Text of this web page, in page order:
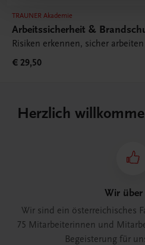
TRAUNER Akademie
Arbeitssicherheit &
Risiken erkennen, sicher arbeiten
€ 29,50
Herzlich
Wir über
Wir sind ein österreichisches
75 Mitarbeiterinnen und
Begeisterung für